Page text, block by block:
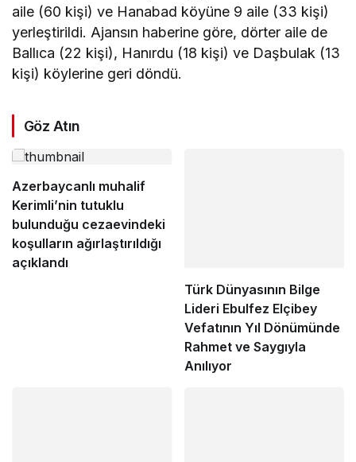
aile (60 kişi) ve Hanabad köyüne 9 aile (33 kişi)
yerleştirildi. Ajansın haberine göre, dörter aile de
Ballıca (22 kişi), Hanırdu (18 kişi) ve Daşbulak (13
kişi) köylerine geri döndü.
Göz Atın
Azerbaycanlı muhalif
Kerimli’nin tutuklu
bulunduğu cezaevindeki
koşulların ağırlaştırıldığı
açıklandı
Türk Dünyasının Bilge
Lideri Ebulfez Elçibey
Vefatının Yıl Dönümünde
Rahmet ve Saygıyla
Anılıyor